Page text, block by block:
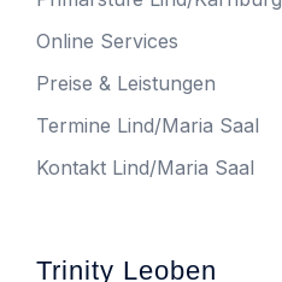
Online Services
Preise & Leistungen
Termine Lind/Maria Saal
Kontakt Lind/Maria Saal
Trinity Leoben